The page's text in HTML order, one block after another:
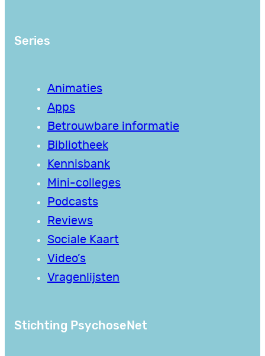
Series
Animaties
Apps
Betrouwbare informatie
Bibliotheek
Kennisbank
Mini-colleges
Podcasts
Reviews
Sociale Kaart
Video’s
Vragenlijsten
Stichting PsychoseNet